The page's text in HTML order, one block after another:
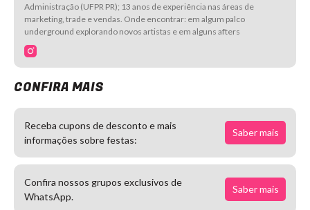
Administração (UFPR PR); 13 anos de experiência nas áreas de
marketing, trade e vendas. Onde encontrar: em algum palco
underground explorando novos artistas e em alguns afters
CONFIRA MAIS
Receba cupons de desconto e mais
informações sobre festas:
Saber mais
Confira nossos grupos exclusivos de
WhatsApp.
Saber mais